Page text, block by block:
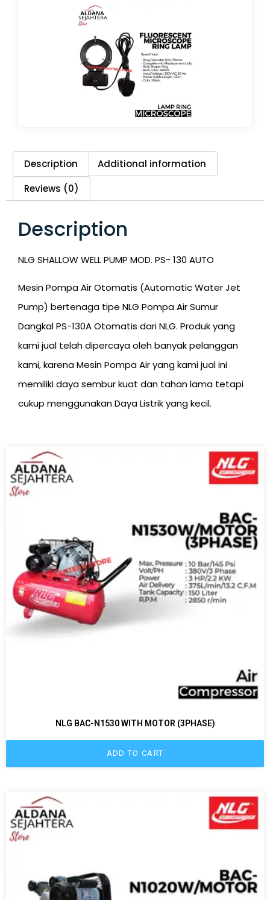
Description
Additional information
Reviews (0)
Description
NLG SHALLOW WELL PUMP MOD. PS- 130 AUTO
Mesin Pompa Air Otomatis (Automatic Water Jet
Pump) bertenaga tipe NLG Pompa Air Sumur
Dangkal PS-130A Otomatis dari NLG. Produk yang
kami jual telah dipercaya oleh banyak pelanggan
kami, karena Mesin Pompa Air yang kami jual ini
memiliki daya sembur kuat dan tahan lama tetapi
cukup menggunakan Daya Listrik yang kecil.
NLG BAC-N1530 WITH MOTOR (3PHASE)
ADD TO CART